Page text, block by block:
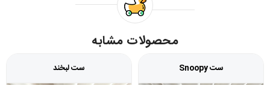
محصولات مشابه
ست Snoopy ست لبخند